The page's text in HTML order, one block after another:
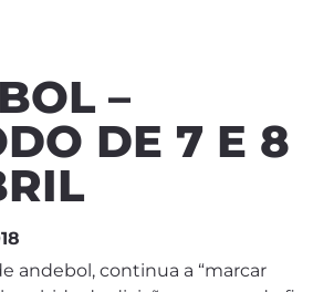
–
DE 7 E 8
andebol, continua a “marcar